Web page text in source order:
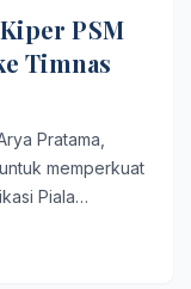
PSM
Timnas
Pratama,
memperkuat
Piala…